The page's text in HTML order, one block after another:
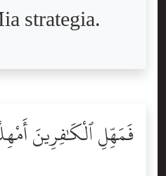
strategia.
فَمَهِّلِ ٱلْكَٰفِرِينَ